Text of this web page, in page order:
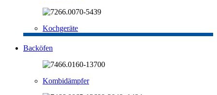
Kochgeräte
Backöfen
Kombidämpfer